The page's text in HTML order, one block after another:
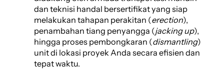
dan teknisi handal bersertifikat yang siap
melakukan tahapan perakitan (erection),
penambahan tiang penyangga (jacking up),
hingga proses pembongkaran (dismantling)
unit di lokasi proyek Anda secara efisien dan
tepat waktu.